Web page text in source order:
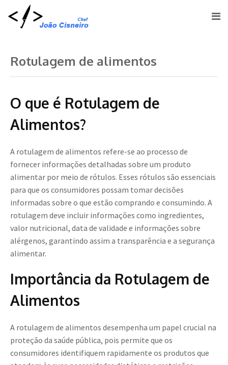
Rotulagem de alimentos
O que é Rotulagem de
Alimentos?
A rotulagem de alimentos refere-se ao processo de
fornecer informações detalhadas sobre um produto
alimentar por meio de rótulos. Esses rótulos são essenciais
para que os consumidores possam tomar decisões
informadas sobre o que estão comprando e consumindo. A
rotulagem deve incluir informações como ingredientes,
valor nutricional, data de validade e informações sobre
alérgenos, garantindo assim a transparência e a segurança
alimentar.
Importância da Rotulagem de
Alimentos
A rotulagem de alimentos desempenha um papel crucial na
proteção da saúde pública, pois permite que os
consumidores identifiquem rapidamente os produtos que